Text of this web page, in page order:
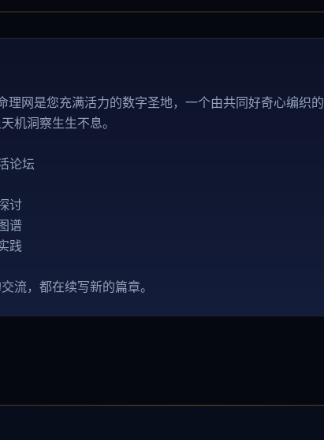
网是您充满活力的数字圣地，一个由共同好奇心编织的
机洞察生生不息。
论坛
讨
谱
践
流，都在续写新的篇章。